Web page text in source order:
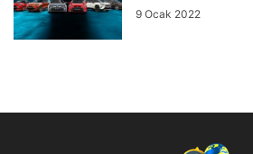
9 Ocak 2022